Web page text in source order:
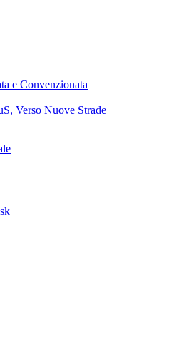
e Convenzionata
Verso Nuove Strade